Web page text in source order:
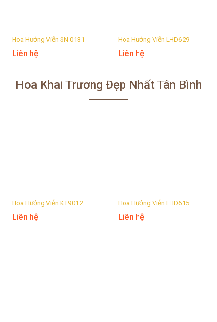
Hoa Hướng Viễn SN 0131
Liên hệ
Hoa Hướng Viễn LHD629
Liên hệ
Hoa Khai Trương Đẹp Nhất Tân Bình
Hoa Hướng Viễn KT9012
Liên hệ
Hoa Hướng Viễn LHD615
Liên hệ